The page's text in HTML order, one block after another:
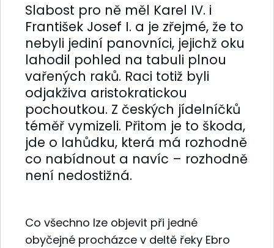
Slabost pro ně měl Karel IV. i
František Josef I. a je zřejmé, že to
nebyli jediní panovníci, jejichž oku
lahodil pohled na tabuli plnou
vařených raků. Raci totiž byli
odjakživa aristokratickou
pochoutkou. Z českých jídelníčků
téměř vymizeli. Přitom je to škoda,
jde o lahůdku, která má rozhodně
co nabídnout a navíc – rozhodně
není nedostižná.
Co všechno lze objevit při jedné
obyčejné procházce v deltě řeky Ebro